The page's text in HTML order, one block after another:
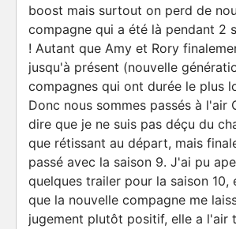
boost mais surtout on perd de
compagne qui a été là pendant 2
! Autant que Amy et Rory
jusqu'à présent (nouvelle
compagnes qui ont durée le plus
Donc nous sommes passés à l'air
dire que je ne suis pas déçu du
que rétissant au départ, mais
passé avec la saison 9. J'ai pu
quelques trailer pour la saison 10,
que la nouvelle compagne me
jugement plutôt positif, elle a l'air